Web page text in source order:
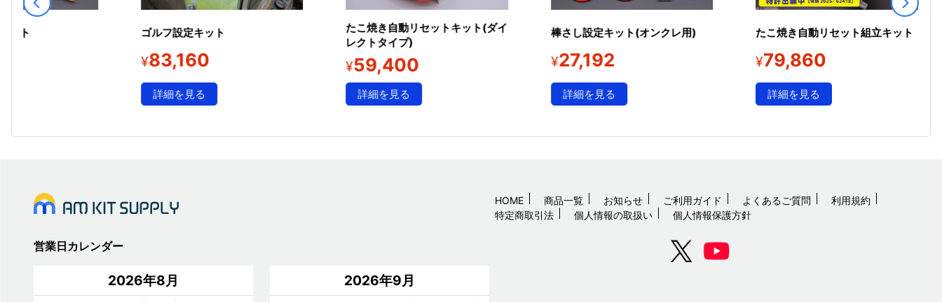
ゴルフ設定キット
83,160
詳細を見る
たこ焼き自動リセットキット(ダイ
レクトタイプ)
¥59,400
詳細を見る
棒さし設定キット(オンクレ用)
27,192
詳細を見る
たこ焼き自動リセット組立キット
¥79,860
詳細を見る
営業日カレンダー
2026年8月 2026年9月
HOME 商品一覧 お知らせ ご利用ガイド よくあるご質問
利用規約
特定商取引法
個人情報の取扱い 個人情報保護方針